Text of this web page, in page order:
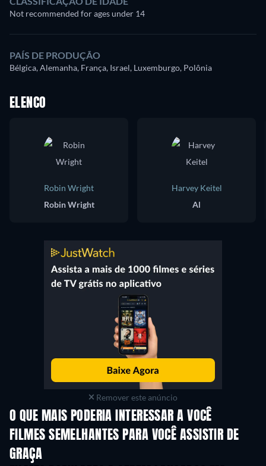
Not recommended for ages under 14
PAÍS DE PRODUÇÃO
Bélgica, Alemanha, França, Israel, Luxemburgo, Polônia
ELENCO
Robin Wright
Robin Wright
Harvey Keitel
Al
Remover este anúncio
O QUE MAIS PODERIA INTERESSAR A VOCÊ
FILMES SEMELHANTES PARA VOCÊ ASSISTIR DE
GRAÇA